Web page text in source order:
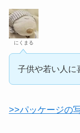
にくまる
子供や若い人に
>>パッケージの